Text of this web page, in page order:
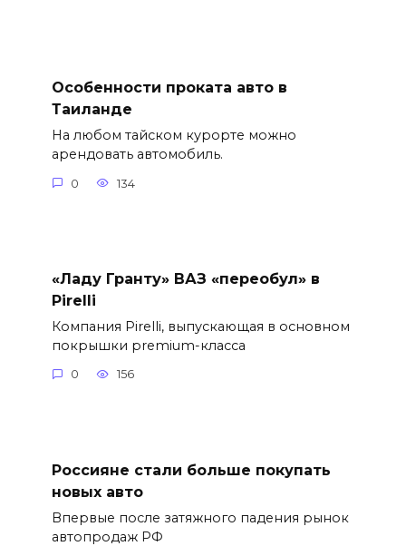
Особенности проката авто в
Таиланде
На любом тайском курорте можно
арендовать автомобиль.
0 134
«Ладу Гранту» ВАЗ «переобул» в
Pirelli
Компания Pirelli, выпускающая в основном
покрышки premium-класса
0 156
Россияне стали больше покупать
новых авто
Впервые после затяжного падения рынок
автопродаж РФ